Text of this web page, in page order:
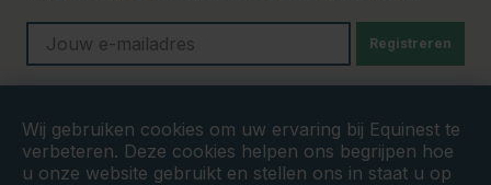
Registreren
Wij gebruiken cookies om uw ervaring bij Equinest te
verbeteren. Deze cookies helpen ons begrijpen hoe
u onze website gebruikt en stellen ons in staat u op